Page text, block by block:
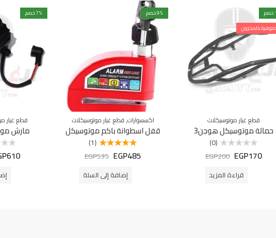
بالمخزون
قطع غيار موتوسيكلات
حمالة موتوسيكل هوجن3
التقييم
(0)
EGP170
EGP200
قراءة المزيد
9% خصم
اكسسوارات,قطع غيار موتوسيكلات
قفل اسطوانة باكم موتوسيكل
5.00من 5
(1)
EGP485
EGP535
إضافة إلى السلة
7% خصم
قطع غيار
مارش
610